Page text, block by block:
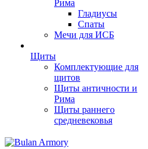
Рима
Гладиусы
Спаты
Мечи для ИСБ
Щиты
Комплектующие для
щитов
Щиты античности и
Рима
Щиты раннего
средневековья